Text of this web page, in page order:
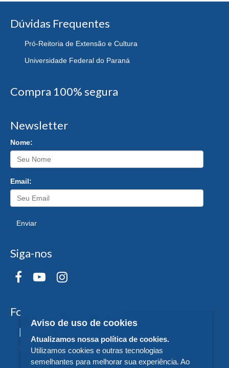
Dúvidas Frequentes
Pró-Reitoria de Extensão e Cultura
Universidade Federal do Paraná
Compra 100% segura
Newsletter
Nome:
Email:
Enviar
Siga-nos
Formas de Pagamento
Aviso de uso de cookies
Atualizamos nossa política de cookies.
Utilizamos cookies e outras tecnologias
semelhantes para melhorar sua experiência. Ao